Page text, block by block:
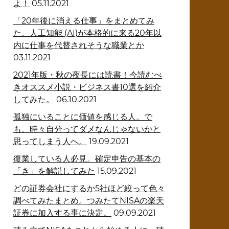
よ！ 05.11.2021
「20年後に消える仕事」をまとめてみ
た。人工知能 (AI)が本格的に来る20年以
内に仕事を代替されそうな職業とか
03.11.2021
2021年版・秋の夜長には読書！今読むべ
きオススメ小説・ビジネス書10選を紹介
してみた。
06.10.2021
孤独にいることに価値を感じる人。で
も、時々自分ってダメなんじゃないかと
思ってしまう人へ。
19.09.2021
復業している人必見。確定申告の基本の
「き」を解説してみた 15.09.2021
どの証券会社にするか5社ほど絞って色々
調べてみたまとめ。つみたてNISAの楽天
証券に加入する事に決定。
09.09.2021